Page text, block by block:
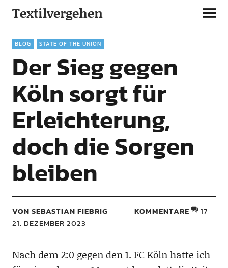
Textilvergehen
BLOG STATE OF THE UNION
Der Sieg gegen
Köln sorgt für
Erleichterung,
doch die Sorgen
bleiben
VON SEBASTIAN FIEBRIG
21. DEZEMBER 2023
KOMMENTARE 17
Nach dem 2:0 gegen den 1. FC Köln hatte ich